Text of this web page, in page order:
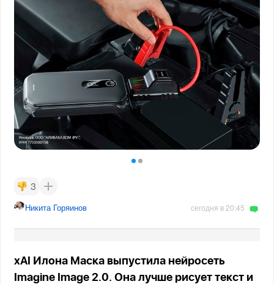
3
Никита Горяинов сегодня в 20:45
xAI Илона Маска выпустила нейросеть
Imagine Image 2.0. Она лучше рисует текст и